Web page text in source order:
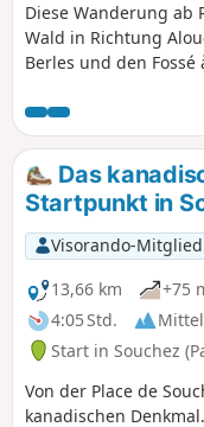
Diese Wanderung ab
Wald in Richtung
Berles und den
steht.
Das
Startpunkt in
Visorando-Mitglied
13,66 km
+75
4:05 Std.
Mittel
Start in Souchez
Von der Place de
kanadischen